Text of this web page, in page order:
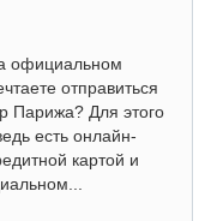
официальном
отправиться
Парижа? Для этого
есть онлайн-
картой и